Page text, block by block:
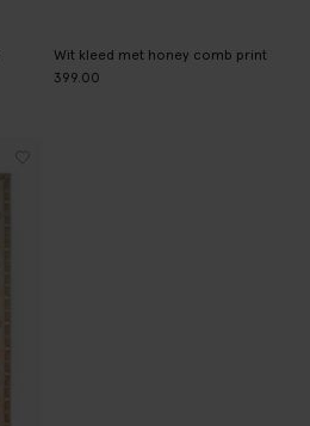
Wit kleed met honey comb print
399.00